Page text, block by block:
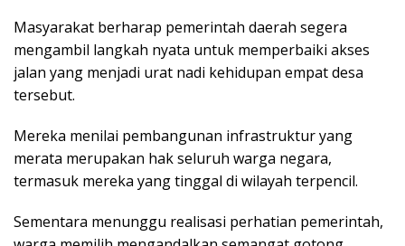
Masyarakat berharap pemerintah daerah segera
mengambil langkah nyata untuk memperbaiki akses
jalan yang menjadi urat nadi kehidupan empat desa
tersebut.
Mereka menilai pembangunan infrastruktur yang
merata merupakan hak seluruh warga negara,
termasuk mereka yang tinggal di wilayah terpencil.
Sementara menunggu realisasi perhatian pemerintah,